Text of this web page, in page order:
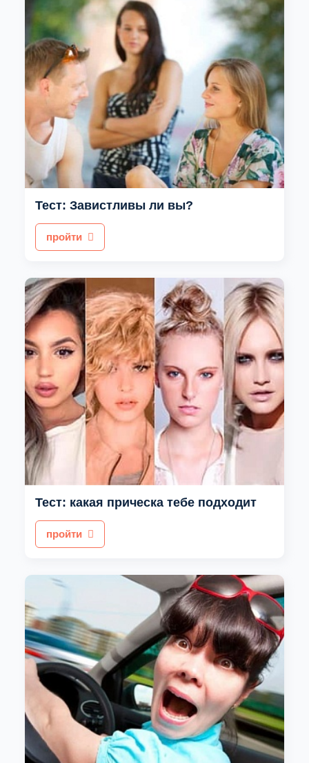
Тест: Завистливы ли вы?
пройти
Тест: какая прическа тебе подходит
пройти